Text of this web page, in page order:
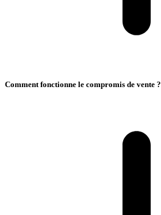
Comment fonctionne le compromis de vente ?